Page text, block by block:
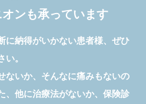
ンも承っています
に納得がいかない患者様、ぜひ
。
ないか、そんなに痛みもないの
、他に治療法がないか、保険診